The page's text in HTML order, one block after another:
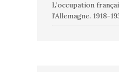
L’occupation
l’Allemagne. 1918-